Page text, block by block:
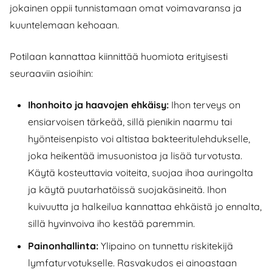
jokainen oppii tunnistamaan omat voimavaransa ja
kuuntelemaan kehoaan.
Potilaan kannattaa kiinnittää huomiota erityisesti
seuraaviin asioihin:
Ihonhoito ja haavojen ehkäisy: Ihon terveys on
ensiarvoisen tärkeää, sillä pienikin naarmu tai
hyönteisenpisto voi altistaa bakteeritulehdukselle,
joka heikentää imusuonistoa ja lisää turvotusta.
Käytä kosteuttavia voiteita, suojaa ihoa auringolta
ja käytä puutarhatöissä suojakäsineitä. Ihon
kuivuutta ja halkeilua kannattaa ehkäistä jo ennalta,
sillä hyvinvoiva iho kestää paremmin.
Painonhallinta: Ylipaino on tunnettu riskitekijä
lymfaturvotukselle. Rasvakudos ei ainoastaan